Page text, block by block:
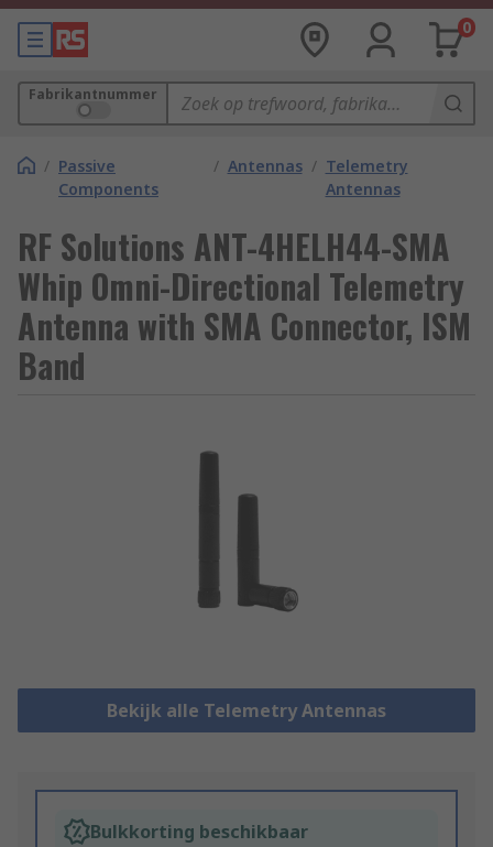
0
Fabrikantnummer
/ Passive
Components
/ Antennas / Telemetry
Antennas
RF Solutions ANT-4HELH44-SMA
Whip Omni-Directional Telemetry
Antenna with SMA Connector, ISM
Band
Bekijk alle Telemetry Antennas
Bulkkorting beschikbaar